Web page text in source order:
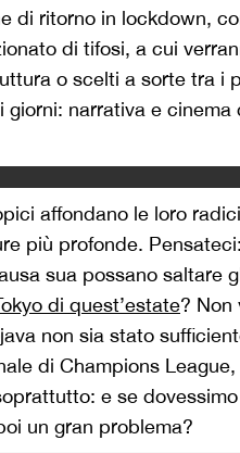
di ritorno in lockdown,
di tifosi, a cui
o scelti a sorte tra i
giorni: narrativa e
affondano le loro
più profonde.
sua possano saltare
di quest’estate? Non
non sia stato
di Champions
e se
un gran problema?